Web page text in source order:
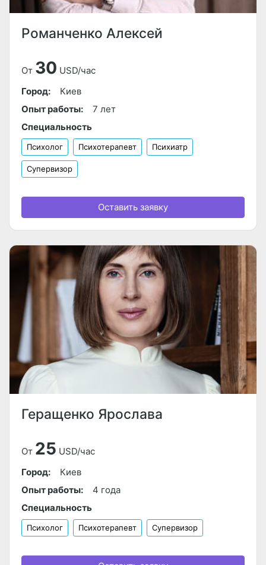
Романченко Алексей
От 30 USD/час
Город:
Киев
Опыт работы:
7 лет
Специальность
Психолог Психотерапевт Психиатр
Супервизор
Оставить заявку
Геращенко Ярослава
От 25 USD/час
Город:
Киев
Опыт работы:
4 года
Специальность
Психолог Психотерапевт Супервизор